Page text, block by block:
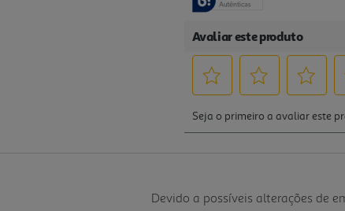
Devido a possíveis alterações de